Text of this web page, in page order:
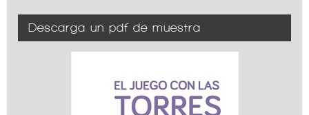
Descarga un pdf de muestra